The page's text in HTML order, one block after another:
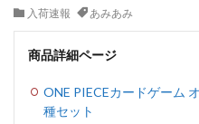
入荷速報
あみあみ
商品詳細ページ
ONE PIECEカードゲーム
種セット